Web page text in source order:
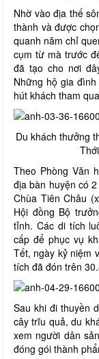
Nhờ vào địa thế
thành và được
quanh năm chỉ
cụm từ mà trước
đã tạo cho nơi
Những hộ gia
hút khách tham
Du khách thưởng
Theo Phòng Văn
địa bàn huyện có
Chùa Tiên Châu
Hội đồng Bộ
tỉnh. Các di tích
cấp để phục vụ
Tết, ngày kỷ niệm
tích đã đón trên
Sau khi đi thuyền
cây trĩu quả, du
xem người dân
đóng gói thành